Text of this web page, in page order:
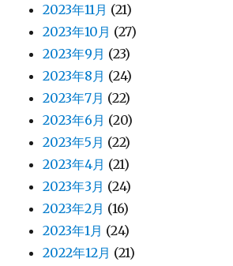
2023年11月 (21)
2023年10月 (27)
2023年9月 (23)
2023年8月 (24)
2023年7月 (22)
2023年6月 (20)
2023年5月 (22)
2023年4月 (21)
2023年3月 (24)
2023年2月 (16)
2023年1月 (24)
2022年12月 (21)